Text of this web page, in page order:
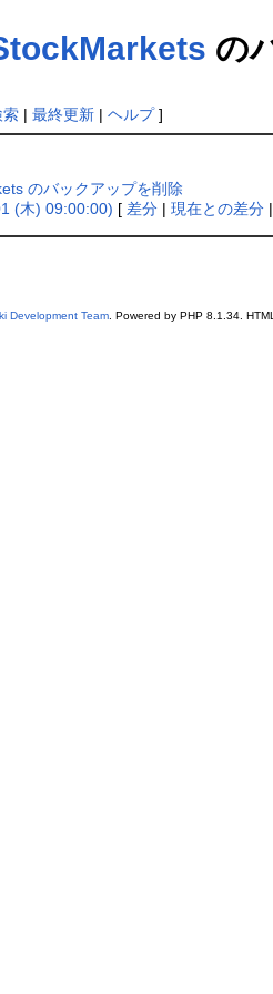
の
索| 最終更新| ヘルプ]
のバックアップを削除
(木) 09:00:00) [ 差分 |現在との差分 |
Development Team. Powered by PHP 8.1.34.